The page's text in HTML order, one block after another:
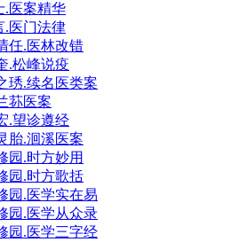
.医案精华
.医门法律
任.医林改错
.松峰说疫
琇.续名医类案
荪医案
.望诊遵经
胎.洄溪医案
园.时方妙用
园.时方歌括
园.医学实在易
园.医学从众录
园.医学三字经